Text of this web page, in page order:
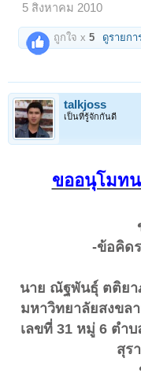
5 สิงหาคม 2010
ถูกใจ x5 ดูรายกา
talkjoss
เป็นที่รู้จักกันดี
ขออนุโมท
-ข้อคิด
นาย ณัฐพันธุ์ ตติยา
มหาวิทยาลัยสงขล
เลขที่ 31 หมู่ 6 ตำบ
สุร